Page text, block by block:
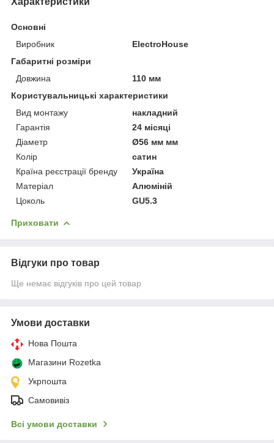
Основні
Виробник
ElectroHouse
Габаритні розміри
Довжина
110 мм
Користувальницькі характеристики
Вид монтажу
накладний
Гарантія
24 місяці
Діаметр
Ø56 мм мм
Колiр
сатин
Країна реєстрації бренду
Україна
Матеріал
Алюміній
Цоколь
GU5.3
Приховати
Відгуки про товар
Ще немає відгуків про цей товар
Умови доставки
Нова Пошта
Магазини Rozetka
Укрпошта
Самовивіз
Всі умови доставки